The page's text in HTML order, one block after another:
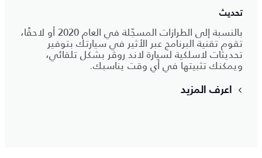
تحديث
بالنسبة إلى الطرازات المسجّلة في العام 2020 أو لاحقًا،
تقوم تقنية البرنامج عبر الأثير في سيارتك بتوفير
تحديثات لاسلكية لسيارة لاند روڤر بشكل تلقائي،
ويمكنك تثبيتها في أي وقت يناسبك.
اعرف المزيد